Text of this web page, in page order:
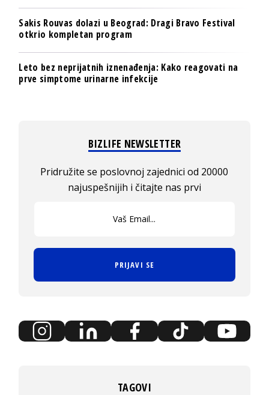
Sakis Rouvas dolazi u Beograd: Dragi Bravo Festival
otkrio kompletan program
Leto bez neprijatnih iznenađenja: Kako reagovati na
prve simptome urinarne infekcije
BIZLIFE NEWSLETTER
Pridružite se poslovnoj zajednici od 20000
najuspešnijih i čitajte nas prvi
PRIJAVI SE
TAGOVI